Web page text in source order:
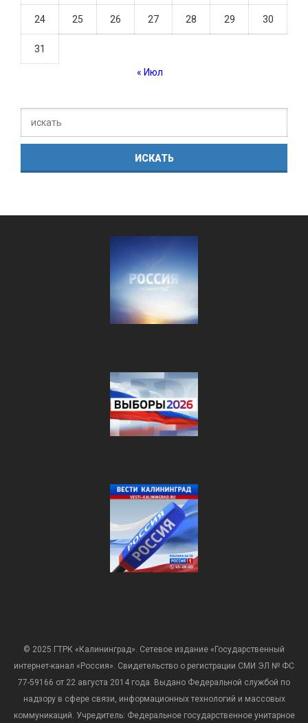
24 25 26 27 28 29 30
31
« Июл
© 2025 ГТРК «Калининград». Сетевое издание «Государственный
интернет-канал «Россия». Свидетельство о регистрации СМИ ЭЛ № ФС
77-59166 от 22 августа 2014 года. Выдано Федеральной службой по
надзору в сфере связи, информационных технологий и массовых
коммуникаций. Учредитель: Федеральное государственное унитарное